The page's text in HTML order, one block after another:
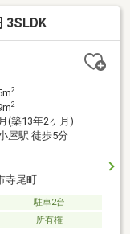
きる心地よいスペ
く、毎日の運転
3SLDK
2
2
(築13年2ヶ月)
屋駅 徒歩5分
寺尾町
駐車2台
所有権